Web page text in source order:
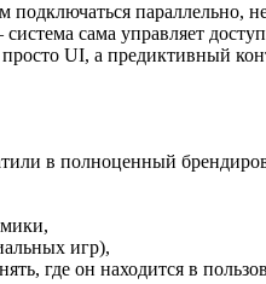
сама управляет
UI, а предиктивный
в полноценный
игр),
где он находится в